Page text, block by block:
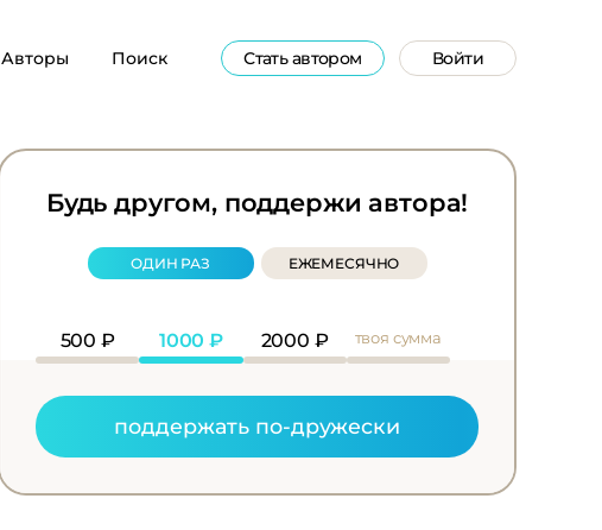
Авторы Поиск Стать автором Войти
Будь другом, поддержи автора!
ОДИН РАЗ ЕЖЕМЕСЯЧНО
500 ₽ 1000 ₽ 2000 ₽ твоя сумма
поддержать по-дружески